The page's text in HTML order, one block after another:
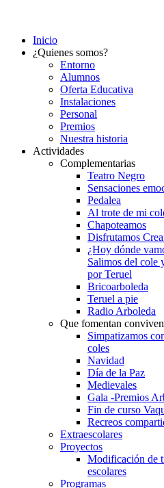
Inicio
¿Quienes somos?
Entorno
Alumnos
Oferta Educativa
Instalaciones
Personal
Premios
Nuestra historia
Actividades
Complementarias
Teatro Negro
Sensaciones
Pedalea
Al trote de mi
Chapoteamos
Disfrutamos
¿Hoy dónde
Salimos del cole
por Teruel
Bricoarboleda
Teruel a pie
Radio Arboleda
Que fomentan
Simpatizamos
coles
Navidad
Día de la Paz
Medievales
Gala -Premios
Fin de curso
Recreos
Extraescolares
Proyectos
Modificación de
escolares
Programas